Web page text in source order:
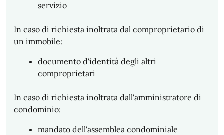
servizio
In caso di richiesta inoltrata dal comproprietario di
un immobile:
documento d'identità degli altri
comproprietari
In caso di richiesta inoltrata dall'amministratore di
condominio:
mandato dell'assemblea condominiale